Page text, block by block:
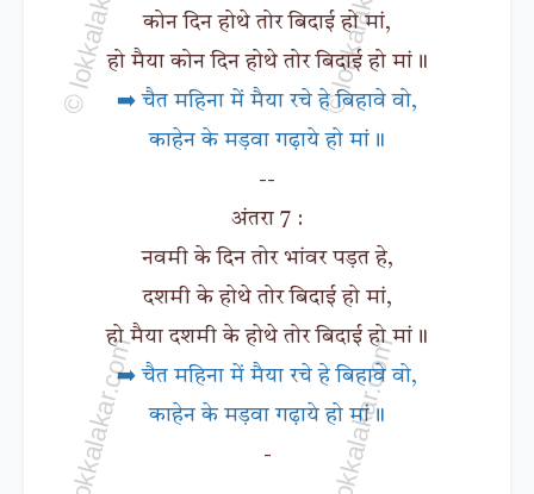
कोन दिन होथे तोर बिदाई हो मां,
हो मैया कोन दिन होथे तोर बिदाई हो मां॥
➡️ चैत महिना में मैया रचे हे बिहावे वो,
काहेन के मड़वा गढ़ाये हो मां॥
--
अंतरा 7 :
नवमी के दिन तोर भांवर पड़त हे,
दशमी के होथे तोर बिदाई हो मां,
हो मैया दशमी के होथे तोर बिदाई हो मां॥
➡️ चैत महिना में मैया रचे हे बिहावे वो,
काहेन के मड़वा गढ़ाये हो मां॥
-